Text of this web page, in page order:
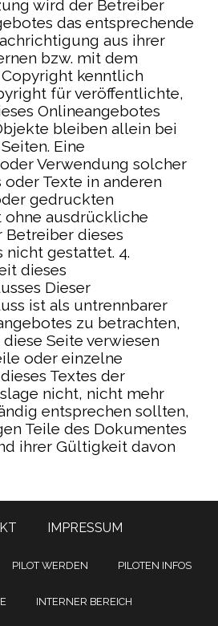
wird der Betreiber
das entsprechende
aus ihrer
bzw. mit dem
kenntlich
für veröffentlichte,
Onlineangebotes
bleiben allein bei
Eine
Verwendung solcher
oder Texte in anderen
gedruckten
ausdrückliche
dieses
nicht gestattet. 4.
dieses
Dieser
ist als untrennbarer
zu betrachten,
Seite verwiesen
oder einzelne
Textes der
nicht, nicht mehr
entsprechen sollten,
Teile des Dokumentes
ihrer Gültigkeit davon
IMPRESSUM
PILOT WERDEN PILOTEN INFOS
INTERNER BEREICH